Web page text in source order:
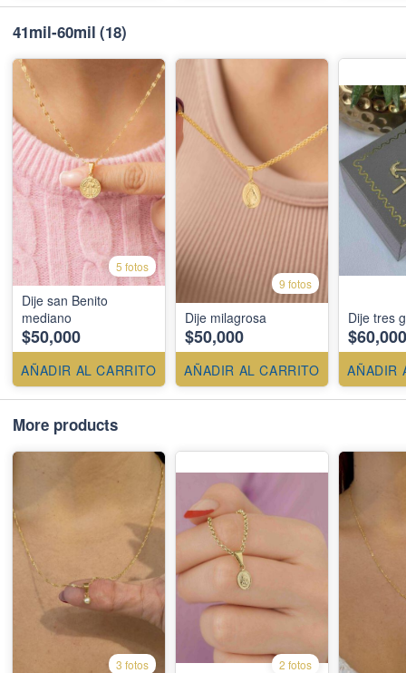
41mil-60mil (18)
5 fotos
Dije san Benito
mediano
$50,000
AÑADIR AL CARRITO
9 fotos
Dije milagrosa
$50,000
AÑADIR AL CARRITO
Dije tres
$60,000
AÑADIR
More products
3 fotos 2 fotos